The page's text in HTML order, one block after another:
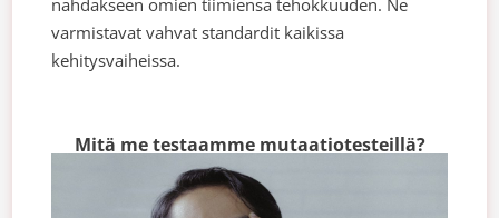
nähdäkseen omien tiimiensä tehokkuuden. Ne
varmistavat vahvat standardit kaikissa
kehitysvaiheissa.
Mitä me testaamme mutaatiotesteillä?